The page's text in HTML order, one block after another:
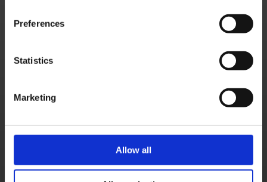
Preferences
Statistics
Marketing
Allow all
Comment désactiver l'identificateur Square Enix